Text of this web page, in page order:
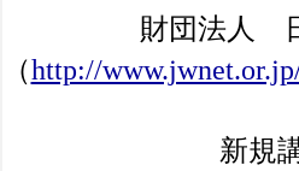
財団法人 日
（http://
新規講習会